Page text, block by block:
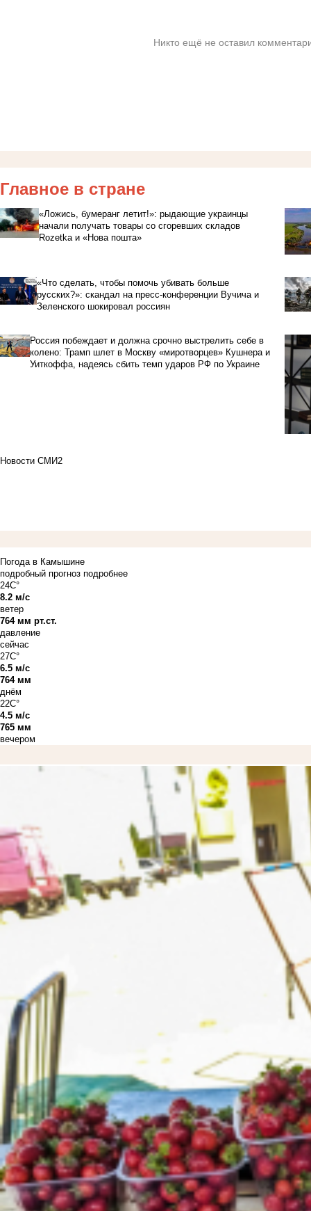
Никто ещё не оставил
Главное в стране
«Ложись, бумеранг летит!»: рыдающие украинцы
начали получать товары со сгоревших складов
Rozetka и «Нова пошта»
«Что сделать, чтобы помочь убивать больше
русских?»: скандал на пресс-конференции Вучича и
Зеленского шокировал россиян
Россия побеждает и должна срочно выстрелить себе в
колено: Трамп шлет в Москву «миротворцев» Кушнера и
Уиткоффа, надеясь сбить темп ударов РФ по Украине
Новости СМИ2
Погода в Камышине
подробный прогноз подробнее
24C°
8.2 м/с
ветер
764 мм рт.ст.
давление
сейчас
27C°
6.5 м/с
764 мм
днём
22C°
4.5 м/с
765 мм
вечером